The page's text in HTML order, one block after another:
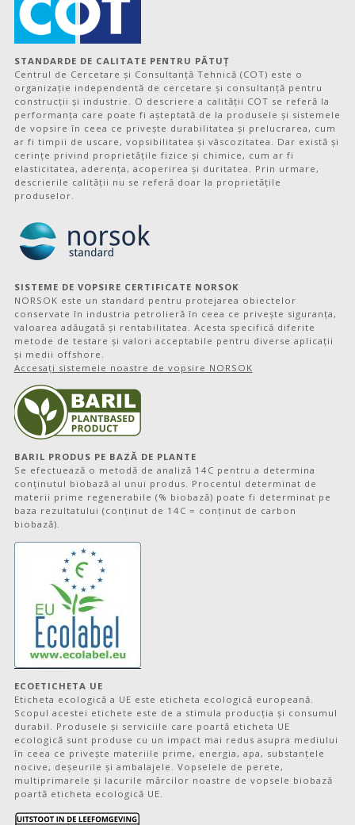
STANDARDE DE CALITATE PENTRU PĂTUȚ
Centrul de Cercetare și Consultanță Tehnică (COT) este o
organizație independentă de cercetare și consultanță pentru
construcții și industrie. O descriere a calității COT se referă la
performanța care poate fi așteptată de la produsele și sistemele
de vopsire în ceea ce privește durabilitatea și prelucrarea, cum
ar fi timpii de uscare, vopsibilitatea și vâscozitatea. Dar există și
cerințe privind proprietățile fizice și chimice, cum ar fi
elasticitatea, aderența, acoperirea și duritatea. Prin urmare,
descrierile calității nu se referă doar la proprietățile
produselor.
SISTEME DE VOPSIRE CERTIFICATE NORSOK
NORSOK este un standard pentru protejarea obiectelor
conservate în industria petrolieră în ceea ce privește siguranța,
valoarea adăugată și rentabilitatea. Acesta specifică diferite
metode de testare și valori acceptabile pentru diverse aplicații
și medii offshore.
Accesați sistemele noastre de vopsire NORSOK
BARIL PRODUS PE BAZĂ DE PLANTE
Se efectuează o metodă de analiză 14C pentru a determina
conținutul biobază al unui produs. Procentul determinat de
materii prime regenerabile (% biobază) poate fi determinat pe
baza rezultatului (conținut de 14C = conținut de carbon
biobază).
ECOETICHETA UE
Eticheta ecologică a UE este eticheta ecologică europeană.
Scopul acestei etichete este de a stimula producția și consumul
durabil. Produsele și serviciile care poartă eticheta UE
ecologică sunt produse cu un impact mai redus asupra mediului
în ceea ce privește materiile prime, energia, apa, substanțele
nocive, deșeurile și ambalajele. Vopselele de perete,
multiprimarele și lacurile mărcilor noastre de vopsele biobază
poartă eticheta ecologică UE.